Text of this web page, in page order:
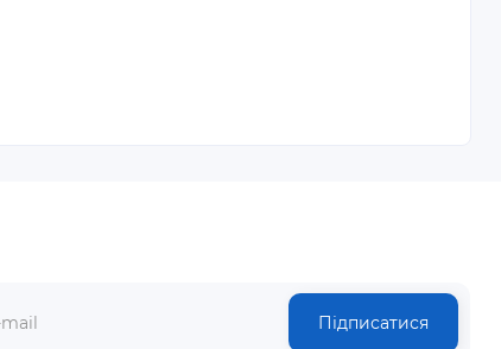
Підписатися